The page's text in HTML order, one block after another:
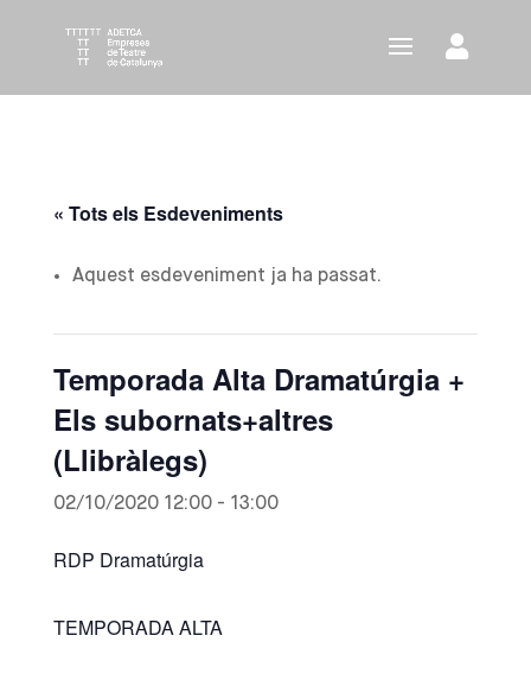
« Tots els Esdeveniments
Aquest esdeveniment ja ha passat.
Temporada Alta Dramatúrgia +
Els subornats+altres
(Llibràlegs)
02/10/2020 12:00- 13:00
RDP Dramatúrgia
TEMPORADA ALTA